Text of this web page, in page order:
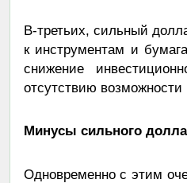
В-третьих, сильный
к инструментам и
снижение
отсутствию
Минусы сильного
Одновременно с этим